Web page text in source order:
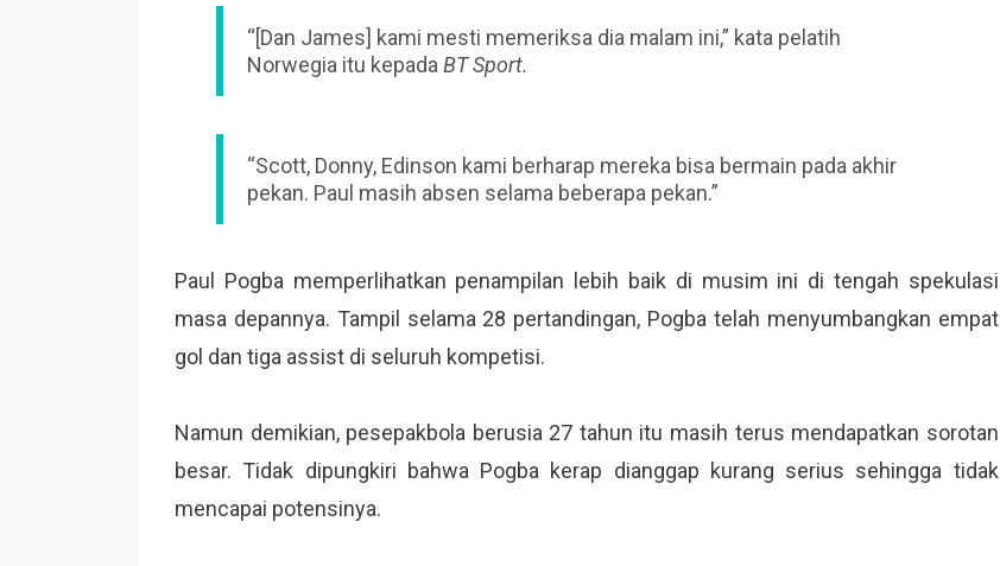
“[Dan James] kami mesti memeriksa dia malam ini,” kata pelatih
Norwegia itu kepadaBT Sport.
“Scott, Donny, Edinson kami berharap mereka bisa bermain pada akhir
pekan. Paul masih absen selama beberapa pekan.”
Paul Pogba memperlihatkan penampilan lebih baik di musim ini di tengah spekulasi
masa depannya. Tampil selama 28 pertandingan, Pogba telah menyumbangkan empat
gol dan tiga assist di seluruh kompetisi.
Namun demikian, pesepakbola berusia 27 tahun itu masih terus mendapatkan sorotan
besar. Tidak dipungkiri bahwa Pogba kerap dianggap kurang serius sehingga tidak
mencapai potensinya.